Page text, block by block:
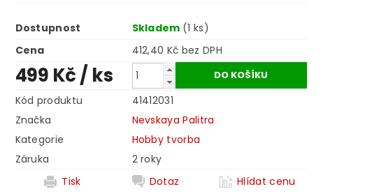
Dostupnost Skladem (1 ks)
Cena
412,40 Kč bez DPH
499 Kč/ ks
Kód produktu
41412031
Značka
Nevskaya Palitra
Kategorie
Hobby tvorba
Záruka
2 roky
Tisk
Dotaz Hlídat cenu